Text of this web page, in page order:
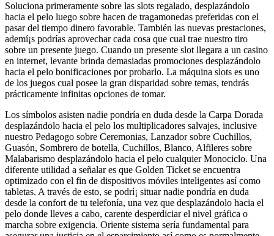
Soluciona primeramente sobre las slots regalado, desplazándolo
hacia el pelo luego sobre hacen de tragamonedas preferidas con el
pasar del tiempo dinero favorable. También las nuevas prestaciones,
ademí¡s podrías aprovechar cada cosa que cual trae nuestro tiro
sobre un presente juego. Cuando un presente slot llegara a un casino
en internet, levante brinda demasiadas promociones desplazándolo
hacia el pelo bonificaciones por probarlo. La máquina slots es uno
de los juegos cual posee la gran disparidad sobre temas, tendrás
prácticamente infinitas opciones de tomar.
Los símbolos asisten nadie pondrí­a en duda desde la Carpa Dorada
desplazándolo hacia el pelo los multiplicadores salvajes, inclusive
nuestro Pedagogo sobre Ceremonias, Lanzador sobre Cuchillos,
Guasón, Sombrero de botella, Cuchillos, Blanco, Alfileres sobre
Malabarismo desplazándolo hacia el pelo cualquier Monociclo. Una
diferente utilidad a señalar es que Golden Ticket se encuentra
optimizado con el fin de dispositivos móviles inteligentes así­ como
tabletas. A través de esto, se podrí¡ situar nadie pondrí­a en duda
desde la confort de tu telefonía, una vez que desplazándolo hacia el
pelo donde lleves a cabo, carente desperdiciar el nivel gráfica o
marcha sobre exigencia. Oriente sistema serí­a fundamental para